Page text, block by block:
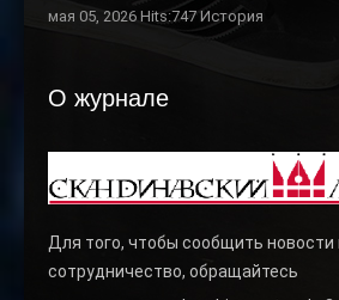
мая 05, 2026 Hits:747История
О журнале
Для того, чтобы сообщить
сотрудничество, обращайтесь